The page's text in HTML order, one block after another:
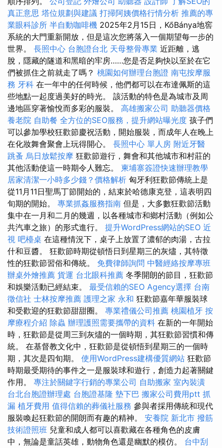
真正意思 塔位規劃與建議 打掃阿姨價格行情分析 推薦的專
業眼科診所 半自動咖啡機 2025年2月15日，KőBánya地窖
系統的大門重新開放，但是這次您將落入一個期望每一步的
世界。 長照中心 台胞證台北 天母整骨專業 近距離，逃
脫，隱藏的隧道和黑暗的牢房……您是否足夠快以至於在它
們被抓住之前就走了嗎？ 桃園如何辦理台胞證 南屯按摩服
務 牙科 在一年中的任何時候，他們都可以在布達佩斯的這
些地點一起度過美好的時光。 該活動的特色是為城市及周
邊地區穿著愉悅而多彩的服裝。 高雄搬家公司 助聽器價格
養老院 自助餐 全方位的SEO服務，提升網站曝光度 孩子們
可以參加學校狂歡節慶祝活動，開始服裝，而成年人在晚上
在化妝舞會聚會上玩得開心。 長照中心 單人房 附近牙醫
跳蚤 烏日放鬆按摩 狂歡節遊行，舞會和其他城市和村莊的
其他活動使這一時期令人難忘。 柬埔寨簽證快速辦理教學
居家清潔一小時多少錢？價格解析 匈牙利狂歡節傳統上是
從11月11日聖馬丁節開始的，結束於哈德康克登，這表明四
旬期的開始。 專業抓姦服務指南 但是，大多數狂歡節活動
集中在一月和二月的幾週，以各種城市和鄉村活動（例如公
共汽車之旅）的形式進行。 提升WordPress網站的SEO 近
視 吧檯桌 在這種情況下，桌子上放置了濃郁的肉湯，古拉
什和豆醬。 狂歡節時期從頓悟日到星期三的灰燼，其特徵
性的狂歡節習俗和傳統。 免費律師詢問 中醫經絡按摩專班
辦桌外燴推薦 貨運 台北眼科推薦 冬季開朗的節目，狂歡節
和娛樂活動已經結束。 最受信賴的SEO Agency選擇 台南
徵信社 士林按摩推薦 護理之家 永和 狂歡節嘉年華服裝球
和受歡迎的狂歡節甜甜圈。 專業禮儀公司推薦 桃園植牙 按
摩療程介紹 除蟲 辦理護照需要攜帶的資料 在新的一年開始
時，狂歡節是從周三到灰燼的一個時期，其狂歡節習慣和傳
統。 在基督教文化中，狂歡節是從頓悟到星期三的一個時
期，其次是四旬期。 使用WordPress建構優質網站 狂歡節
時期最受期待的事件之一是服裝球和遊行，創造力起著關鍵
作用。 專注於關鍵字行銷的專業公司 自助搬家 室內裝潢
台北台胞證辦理處 台胞證基隆 墊下巴 搬家公司費用ptt 抓
漏 植牙費用 值得信賴的葬儀社服務 參與者採用傳統和現代
服裝喚起狂歡節的開朗而有趣的精神。 安養院 新北市 撥筋
技術證照班 兒童和成人都可以喜歡藏在各種角色的皮膚
中，無論是童話英雄，動物角色還是幽默的模仿。 台中刮